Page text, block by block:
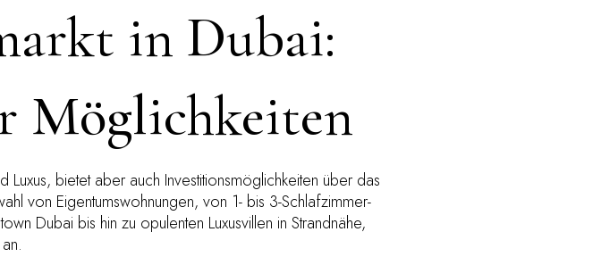
in Dubai:
Möglichkeiten
bietet aber auch Investitionsmöglichkeiten über das
von Eigentumswohnungen, von 1- bis 3-Schlafzimmer-
Dubai bis hin zu opulenten Luxusvillen in Strandnähe,